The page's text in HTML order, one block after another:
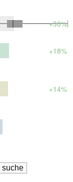
+30%
+18%
+14%